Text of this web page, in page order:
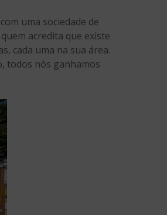
uma sociedade de
acredita que existe
cada uma na sua área.
todos nós ganhamos